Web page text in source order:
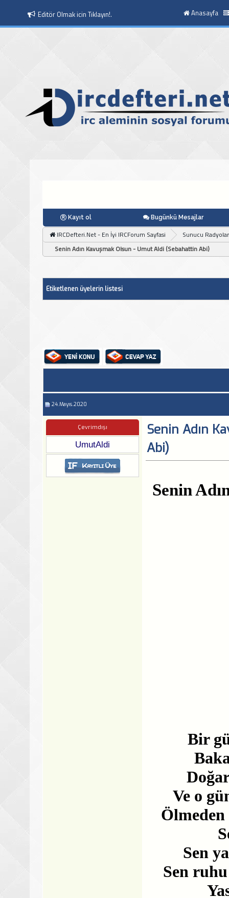
Moderatör Olmak icin Tıklayın!. Anasayfa
Kayıt ol Bugünkü Mesajlar
IRCDefteri.Net - En İyi IRCForum Sayfasi
Sunucu
Senin Adın Kavuşmak Olsun - Umut Aldi (Sebahattin Abi)
Etiketlenen üyelerin listesi
24.Mayıs.2020
Çevrimdışı
UmutAldi
Senin Adın
Abi)
Senin
Bir
Ve o
Sen
Sen